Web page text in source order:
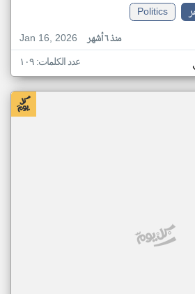
Politics
Jan 16, 2026
منذ ٦ أشهر
عدد الكلمات: ١٠٩